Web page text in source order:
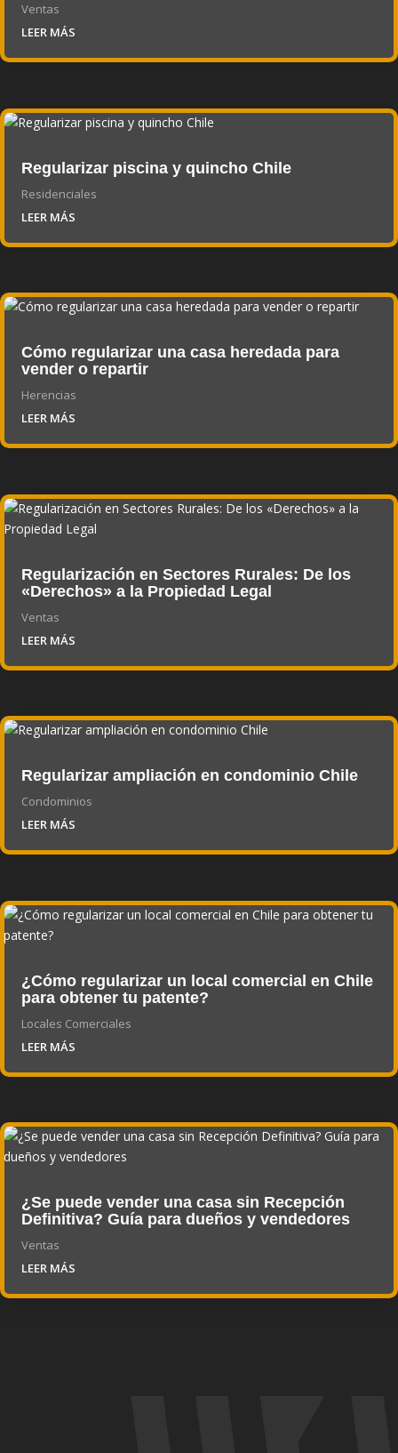
Ventas
LEER MÁS
Regularizar piscina y quincho Chile
Residenciales
LEER MÁS
Cómo regularizar una casa heredada para
vender o repartir
Herencias
LEER MÁS
Regularización en Sectores Rurales: De los
«Derechos» a la Propiedad Legal
Ventas
LEER MÁS
Regularizar ampliación en condominio Chile
Condominios
LEER MÁS
¿Cómo regularizar un local comercial en Chile
para obtener tu patente?
Locales Comerciales
LEER MÁS
¿Se puede vender una casa sin Recepción
Definitiva? Guía para dueños y vendedores
Ventas
LEER MÁS